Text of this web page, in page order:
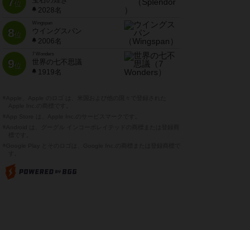
位
2028名
8位
Wingspan
ウイングスパン
2006名
9位
7 Wonders
世界の七不思議
1919名